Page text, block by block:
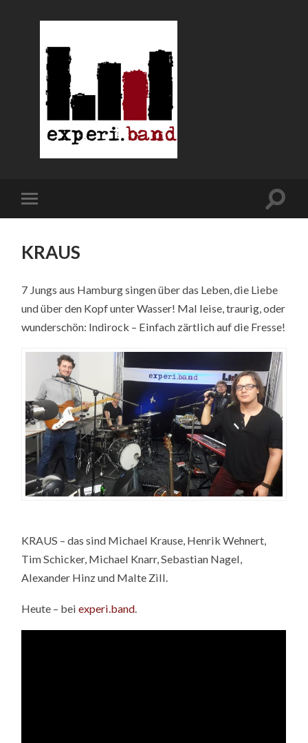
KRAUS
7 Jungs aus Hamburg singen über das Leben, die Liebe
und über den Kopf unter Wasser! Mal leise, traurig, oder
wunderschön: Indirock – Einfach zärtlich auf die Fresse!
KRAUS – das sind Michael Krause, Henrik Wehnert,
Tim Schicker, Michael Knarr, Sebastian Nagel,
Alexander Hinz und Malte Zill.
Heute – beiexperi.band.